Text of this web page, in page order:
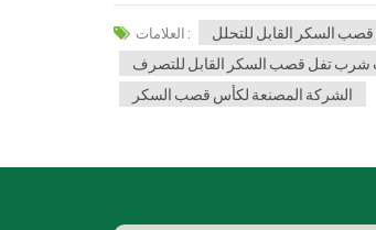
العلامات : السكر القابل للتحلل
تفل قصب السكر القابل للتصرف
الشركة المصنعة لكأس قصب السكر